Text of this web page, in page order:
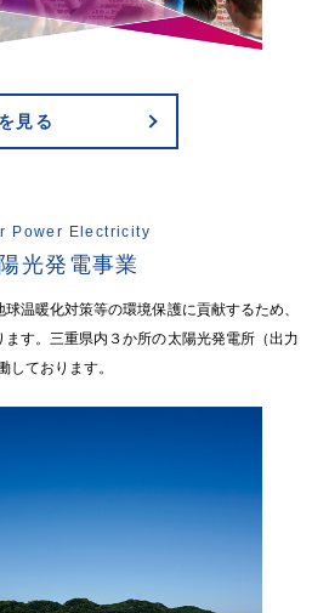
見る
Power Electricity
光発電事業
温暖化対策等の環境保護に貢献するため、
す。三重県内３か所の太陽光発電所（出力
しております。